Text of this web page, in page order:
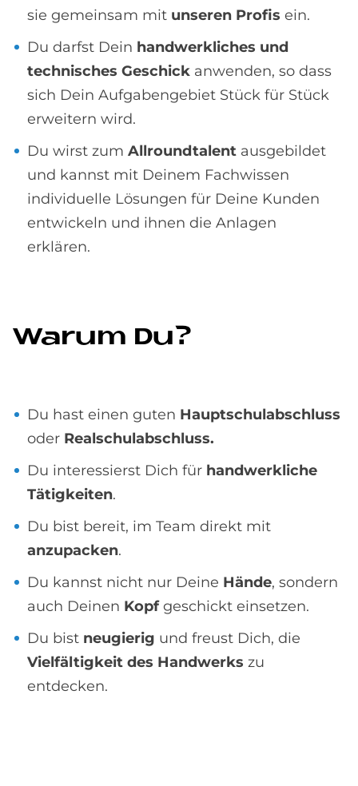
sie gemeinsam mit unseren Profis ein.
Du darfst Dein handwerkliches und
technisches Geschick anwenden, so dass
sich Dein Aufgabengebiet Stück für Stück
erweitern wird.
Du wirst zum Allroundtalent ausgebildet
und kannst mit Deinem Fachwissen
individuelle Lösungen für Deine Kunden
entwickeln und ihnen die Anlagen
erklären.
Wa­rum Du?
Du hast einen guten Hauptschulabschluss
oder Realschulabschluss.
Du interessierst Dich für handwerkliche
Tätigkeiten.
Du bist bereit, im Team direkt mit
anzupacken.
Du kannst nicht nur Deine Hände, sondern
auch Deinen Kopfgeschickt einsetzen.
Du bist neugierig und freust Dich, die
Vielfältigkeit des Handwerks zu
entdecken.